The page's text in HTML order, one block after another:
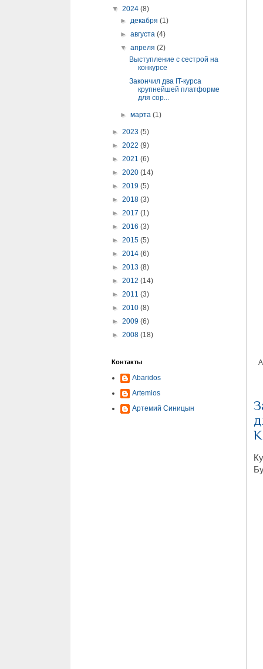
▼ 2024 (8)
►декабря(1)
►августа(4)
▼апреля(2)
Выступление с сестрой на
конкурсе
Закончил два IT-курса
крупнейшей платформе
для сор...
►марта(1)
► 2023 (5)
► 2022 (9)
► 2021 (6)
► 2020 (14)
► 2019 (5)
► 2018 (3)
► 2017 (1)
► 2016 (3)
► 2015 (5)
► 2014 (6)
► 2013 (8)
► 2012 (14)
► 2011 (3)
► 2010 (8)
► 2009 (6)
► 2008 (18)
Контакты
Abaridos
Artemios
Артемий Синицын